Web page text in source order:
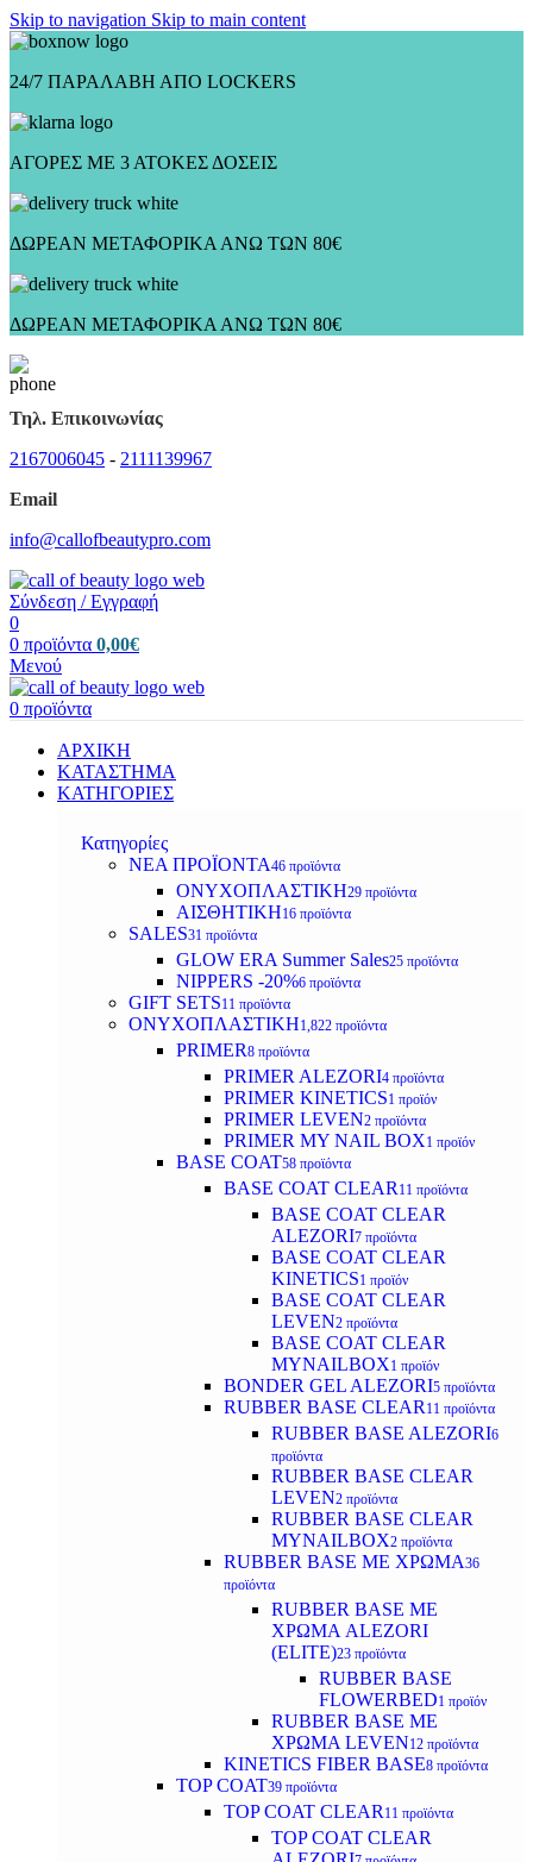
Skip to navigation Skip to main content
24/7 ΠΑΡΑΛΑΒΗ ΑΠΟ LOCKERS
ΑΓΟΡΕΣ ΜΕ 3 ΑΤΟΚΕΣ ΔΟΣΕΙΣ
ΔΩΡΕΑΝ ΜΕΤΑΦΟΡΙΚΑ ΑΝΩ ΤΩΝ 80€
ΔΩΡΕΑΝ ΜΕΤΑΦΟΡΙΚΑ ΑΝΩ ΤΩΝ 80€
Τηλ. Επικοινωνίας
2167006045 - 2111139967
Email
info@callofbeautypro.com
Σύνδεση / Εγγραφή
0
0 προϊόντα 0,00€
Μενού
0 προϊόντα
ΑΡΧΙΚΗ
ΚΑΤΑΣΤΗΜΑ
ΚΑΤΗΓΟΡΙΕΣ
Κατηγορίες
ΝΕΑ ΠΡΟΪΟΝΤΑ46 προϊόντα
ΟΝΥΧΟΠΛΑΣΤΙΚΗ29 προϊόντα
ΑΙΣΘΗΤΙΚΗ16 προϊόντα
SALES31 προϊόντα
GLOW ERA Summer Sales25 προϊόντα
NIPPERS -20%6 προϊόντα
GIFT SETS11 προϊόντα
ΟΝΥΧΟΠΛΑΣΤΙΚΗ1,822 προϊόντα
PRIMER8 προϊόντα
PRIMER ALEZORI4 προϊόντα
PRIMER KINETICS1 προϊόν
PRIMER LEVEN2 προϊόντα
PRIMER MY NAIL BOX1 προϊόν
BASE COAT58 προϊόντα
BASE COAT CLEAR 11 προϊόντα
BASE COAT CLEAR
ALEZORI7 προϊόντα
BASE COAT CLEAR
KINETICS1 προϊόν
BASE COAT CLEAR
LEVEN2 προϊόντα
BASE COAT CLEAR
MYNAILBOX1 προϊόν
BONDER GEL ALEZORI5 προϊόντα
RUBBER BASE CLEAR 11 προϊόντα
RUBBER BASE ALEZORI6
προϊόντα
RUBBER BASE CLEAR
LEVEN2 προϊόντα
RUBBER BASE CLEAR
MYNAILBOX2 προϊόντα
RUBBER BASE ΜΕ ΧΡΩΜΑ36
προϊόντα
RUBBER BASE ΜΕ
ΧΡΩΜΑ ALEZORI
(ELITE)23 προϊόντα
RUBBER BASE
FLOWERBED1 προϊόν
RUBBER BASE ΜΕ
ΧΡΩΜΑ LEVEN12 προϊόντα
KINETICS FIBER BASE8 προϊόντα
TOP COAT39 προϊόντα
TOP COAT CLEAR 11 προϊόντα
TOP COAT CLEAR